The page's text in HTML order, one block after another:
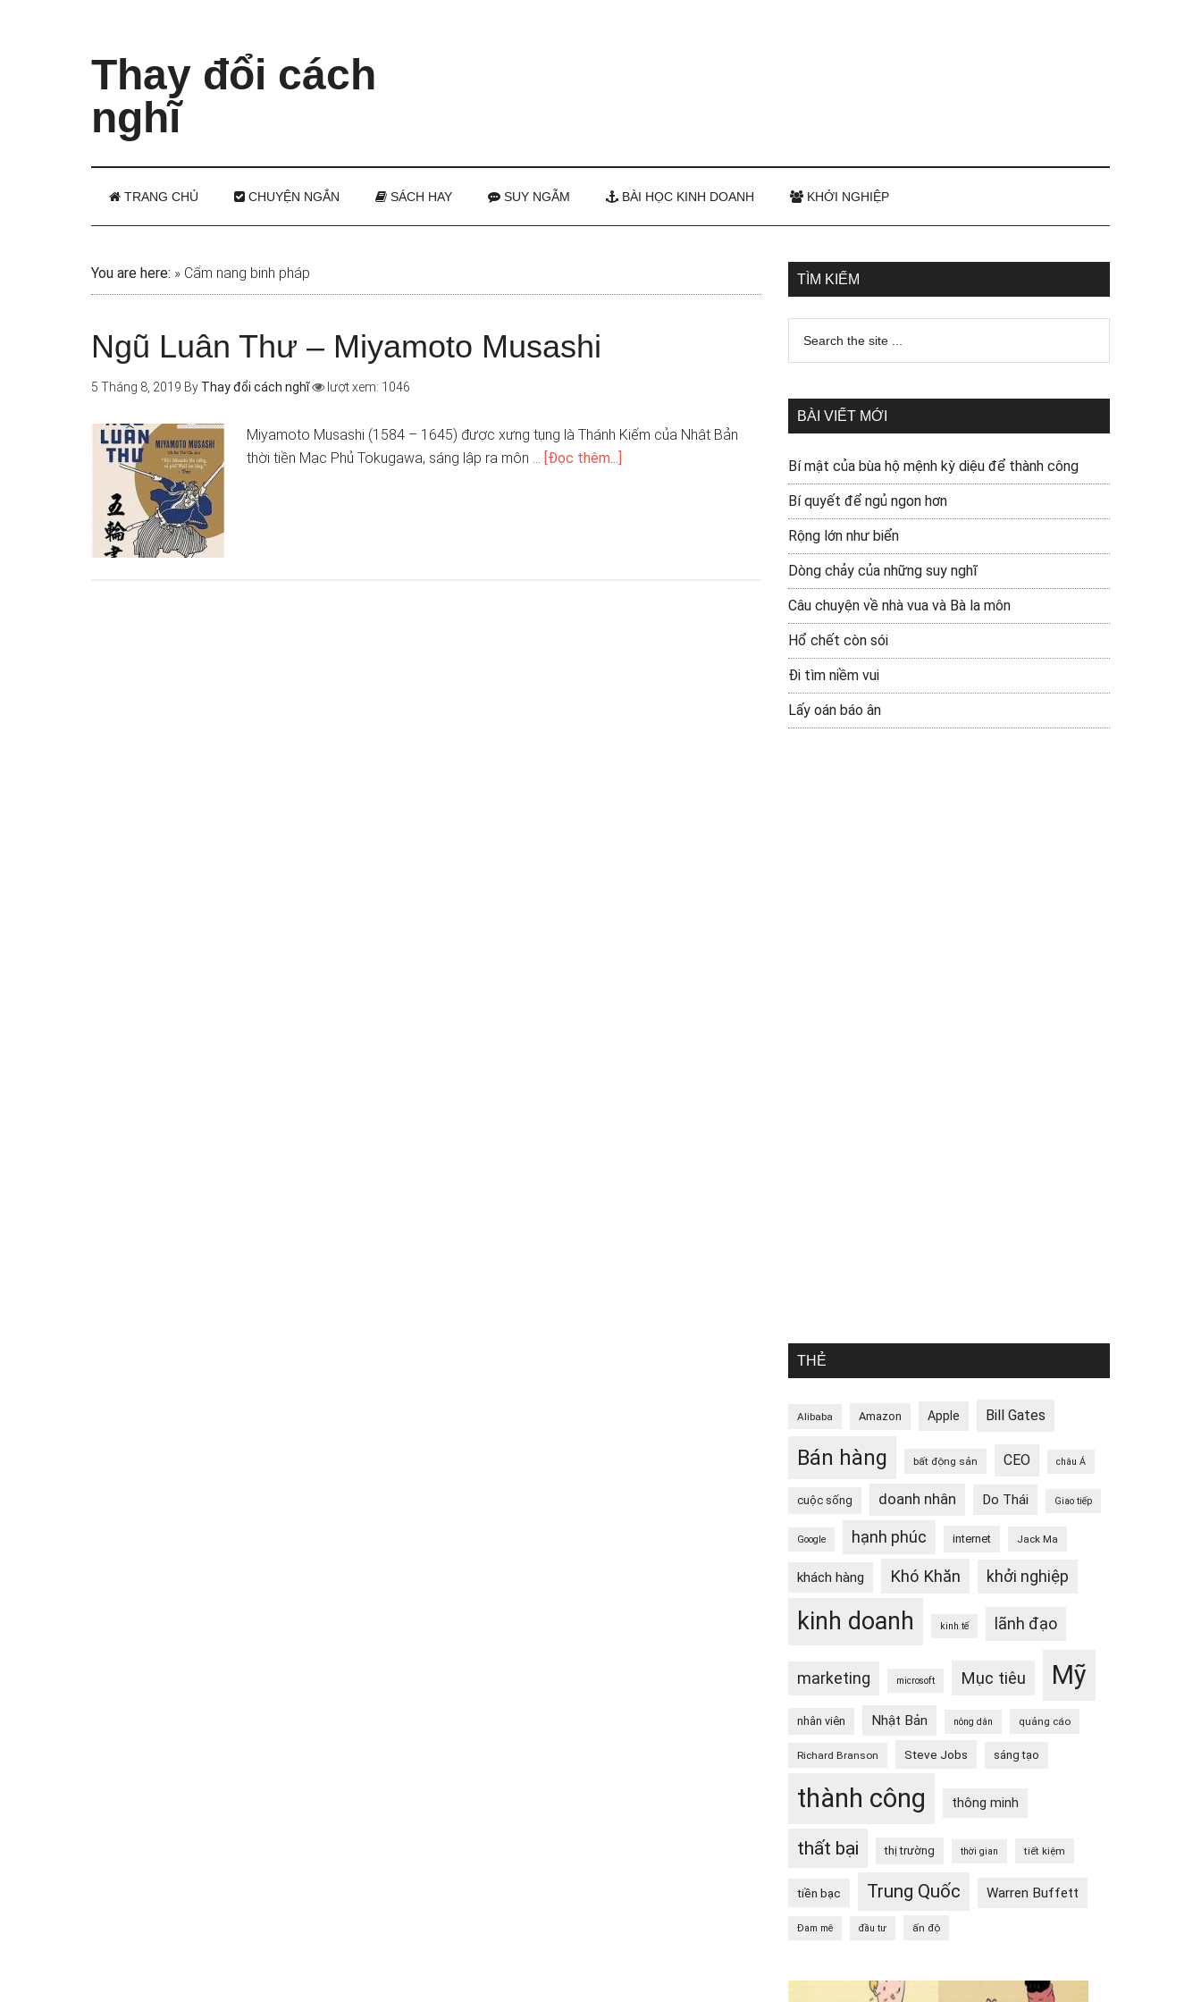
Thay đổi cách
nghĩ
TRANG CHỦ CHUYỆN NGẮN SÁCH HAY SUY NGẪM BÀI HỌC KINH DOANH KHỞI NGHIỆP
You are here: » Cẩm nang binh pháp
Ngũ Luân Thư – Miyamoto Musashi
5 Tháng 8, 2019 By Thay đổi cách nghĩ lượt xem: 1046
Miyamoto Musashi (1584 – 1645) được xưng tụng là Thánh Kiếm của Nhật Bản
thời tiền Mạc Phủ Tokugawa, sáng lập ra môn … [Đọc thêm...]
TÌM KIẾM
BÀI VIẾT MỚI
Bí mật của bùa hộ mệnh kỳ diệu để thành công
Bí quyết để ngủ ngon hơn
Rộng lớn như biển
Dòng chảy của những suy nghĩ
Câu chuyện về nhà vua và Bà la môn
Hổ chết còn sói
Đi tìm niềm vui
Lấy oán báo ân
THẺ
Alibaba Amazon Apple Bill Gates
Bán hàng bất động sản CEO châu Á
cuộc sống doanh nhân Do Thái Giao tiếp
Google hạnh phúc internet Jack Ma
khách hàng Khó Khăn khởi nghiệp
kinh doanh kinh tế lãnh đạo
marketing microsoft Mục tiêu Mỹ
nhân viên Nhật Bản nông dân quảng cáo
Richard Branson Steve Jobs sáng tạo
thành công thông minh
thất bại thị trường thời gian tiết kiệm
tiền bạc Trung Quốc Warren Buffett
Đam mê đầu tư ấn độ